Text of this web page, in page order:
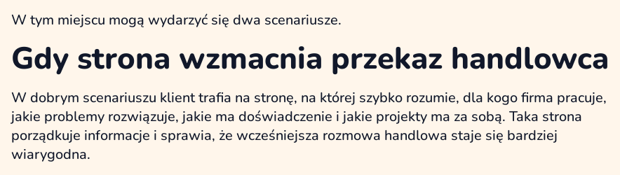
W tym miejscu mogą wydarzyć się dwa scenariusze.
Gdy strona wzmacnia przekaz handlowca
W dobrym scenariuszu klient trafia na stronę, na której szybko rozumie, dla kogo firma pracuje,
jakie problemy rozwiązuje, jakie ma doświadczenie i jakie projekty ma za sobą. Taka strona
porządkuje informacje i sprawia, że wcześniejsza rozmowa handlowa staje się bardziej
wiarygodna.